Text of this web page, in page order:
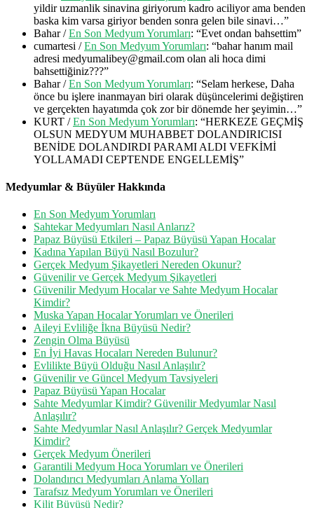
yildir uzmanlik sinavina giriyorum kadro aciliyor ama benden
baska kim varsa giriyor benden sonra gelen bile sinavi…”
Bahar/En Son Medyum Yorumları: “Evet ondan bahsettim”
cumartesi /En Son Medyum Yorumları: “bahar hanım mail
adresi medyumalibey@gmail.com olan ali hoca dimi
bahsettiğiniz???”
Bahar/En Son Medyum Yorumları: “Selam herkese, Daha
önce bu işlere inanmayan biri olarak düşüncelerimi değiştiren
ve gerçekten hayatımda çok zor bir dönemde her şeyimin…”
KURT /En Son Medyum Yorumları: “HERKEZE GEÇMİŞ
OLSUN MEDYUM MUHABBET DOLANDIRICISI
BENİDE DOLANDIRDI PARAMI ALDI VEFKİMİ
YOLLAMADI CEPTENDE ENGELLEMİŞ”
Medyumlar & Büyüler Hakkında
En Son Medyum Yorumları
Sahtekar Medyumları Nasıl Anlarız?
Papaz Büyüsü Etkileri – Papaz Büyüsü Yapan Hocalar
Kadına Yapılan Büyü Nasıl Bozulur?
Gerçek Medyum Şikayetleri Nereden Okunur?
Güvenilir ve Gerçek Medyum Şikayetleri
Güvenilir Medyum Hocalar ve Sahte Medyum Hocalar
Kimdir?
Muska Yapan Hocalar Yorumları ve Önerileri
Aileyi Evliliğe İkna Büyüsü Nedir?
Zengin Olma Büyüsü
En İyi Havas Hocaları Nereden Bulunur?
Evlilikte Büyü Olduğu Nasıl Anlaşılır?
Güvenilir ve Güncel Medyum Tavsiyeleri
Papaz Büyüsü Yapan Hocalar
Sahte Medyumlar Kimdir? Güvenilir Medyumlar Nasıl
Anlaşılır?
Sahte Medyumlar Nasıl Anlaşılır? Gerçek Medyumlar
Kimdir?
Gerçek Medyum Önerileri
Garantili Medyum Hoca Yorumları ve Önerileri
Dolandırıcı Medyumları Anlama Yolları
Tarafsız Medyum Yorumları ve Önerileri
Kilit Büyüsü Nedir?